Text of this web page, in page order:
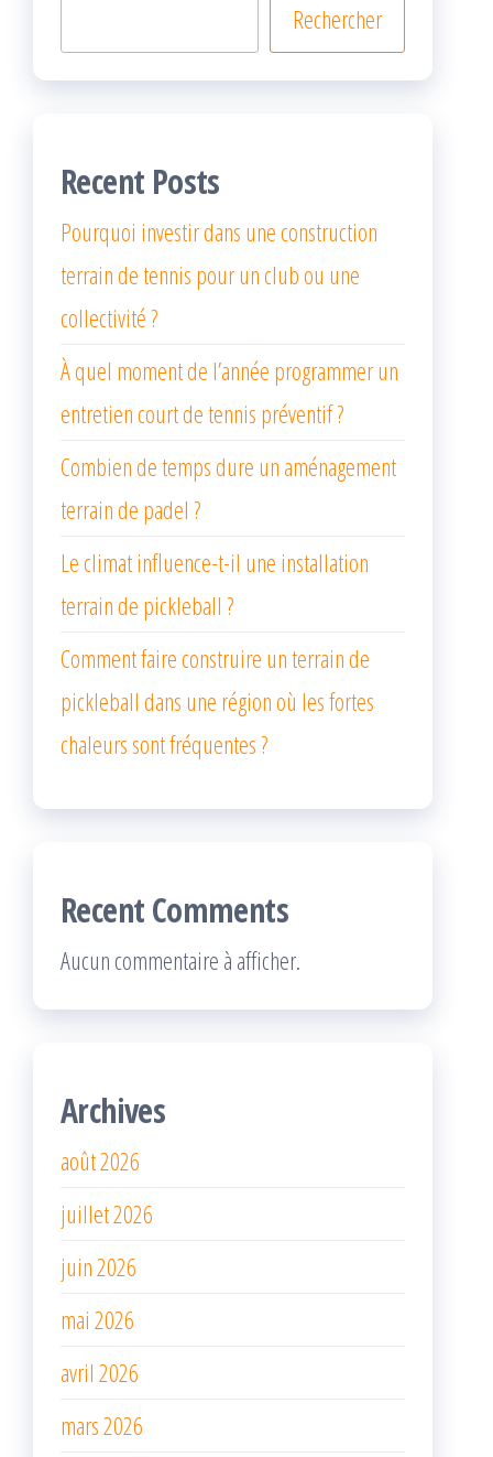
Rechercher
Recent Posts
Pourquoi investir dans une construction
terrain de tennis pour un club ou une
collectivité ?
À quel moment de l’année programmer un
entretien court de tennis préventif ?
Combien de temps dure un aménagement
terrain de padel ?
Le climat influence-t-il une installation
terrain de pickleball ?
Comment faire construire un terrain de
pickleball dans une région où les fortes
chaleurs sont fréquentes ?
Recent Comments
Aucun commentaire à afficher.
Archives
août 2026
juillet 2026
juin 2026
mai 2026
avril 2026
mars 2026